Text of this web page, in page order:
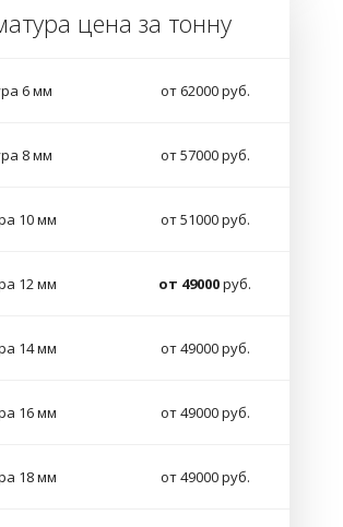
цена за тонну
6 мм от 62000 руб.
8 мм от 57000 руб.
10 мм от 51000 руб.
12 мм от 49000руб.
14 мм от 49000 руб.
16 мм от 49000 руб.
18 мм от 49000 руб.